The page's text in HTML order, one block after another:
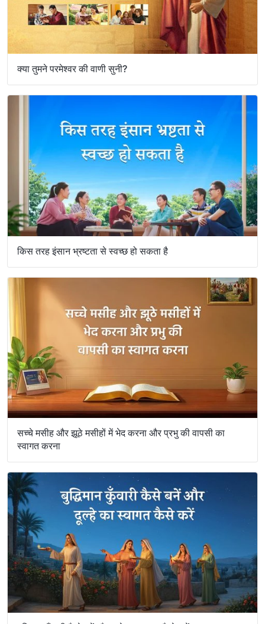
क्या तुमने परमेश्वर की वाणी सुनी?
किस तरह इंसान भ्रष्टता से स्वच्छ हो सकता है
सच्चे मसीह और झूठे मसीहों में भेद करना और प्रभु की वापसी का
स्वागत करना